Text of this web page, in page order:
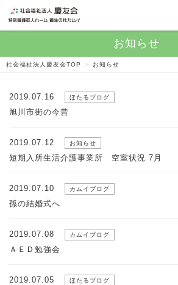
社会福祉法人慶友会TOP > お知らせ
2019.07.16 ほたるブログ
旭川市街の今昔
2019.07.12 お知らせ
短期入所生活介護事業所 空室状況 7月
2019.07.10 カムイブログ
孫の結婚式へ
2019.07.08 カムイブログ
ＡＥＤ勉強会
2019.07.05 ほたるブログ